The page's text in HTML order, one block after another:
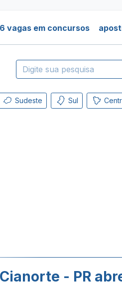
vagas em concursos
Sudeste Sul
- PR